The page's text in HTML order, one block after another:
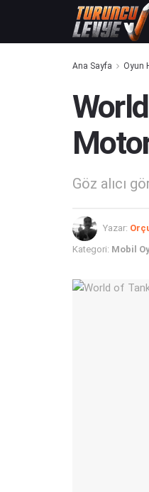
Ana Sayfa Oyun
Göz alıcı
Yazar:
Kategori: Mobil